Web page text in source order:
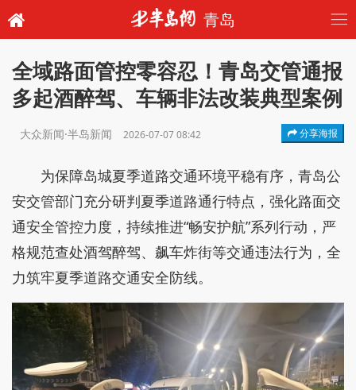
青岛
全域路面管控零容忍！青岛交管通报
多起酒醉驾、车辆非法改装典型案例
大众新闻·半岛新闻 2026-07-07 08:42 分享海报
为保障岛城夏季道路交通环境平稳有序，青岛公
安交管部门充分研判夏季道路通行特点，强化路面交
通安全管控力度，持续推进“畅安护航”系列行动，严
格规范查处酒驾醉驾、飙车炸街等交通违法行为，全
力筑牢夏季道路交通安全防线。